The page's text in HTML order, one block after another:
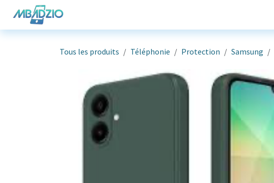
Se rendre au contenu
Tous les produits Téléphonie Protection Samsung